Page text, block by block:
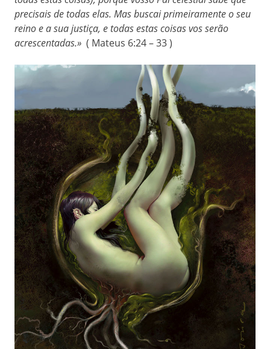
precisais de todas elas. Mas buscai primeiramente o seu
reino e a sua justiça, e todas estas coisas vos serão
acrescentadas.» ( Mateus 6:24 – 33 )